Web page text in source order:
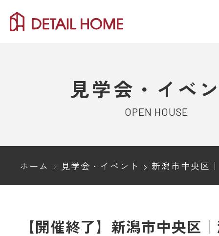
見学会・イベ
OPEN HOUSE
ホーム 見学会・イベント 新潟市中央区｜洞窟アプローチから、光差す
【開催終了】新潟市中央区